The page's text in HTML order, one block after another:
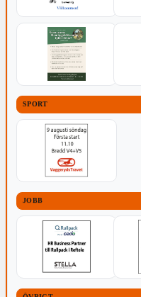
SPORT
JOBB